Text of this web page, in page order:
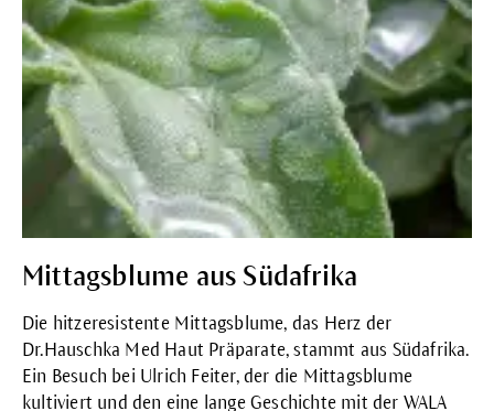
Mittagsblume aus Südafrika
Die hitzeresistente Mittagsblume, das Herz der
Dr.Hauschka Med Haut Präparate, stammt aus Südafrika.
Ein Besuch bei Ulrich Feiter, der die Mittagsblume
kultiviert und den eine lange Geschichte mit der WALA